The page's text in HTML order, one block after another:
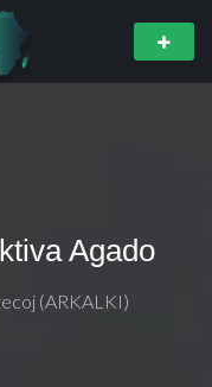
Agado
(ARKALKI)